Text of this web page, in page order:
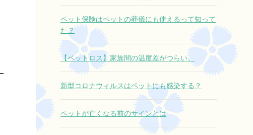
ペット保険はペットの葬儀にも使えるって知って
た？
【ペットロス】家族間の温度差がつらい。
新型コロナウィルスはペットにも感染する？
ペットが亡くなる前のサインとは